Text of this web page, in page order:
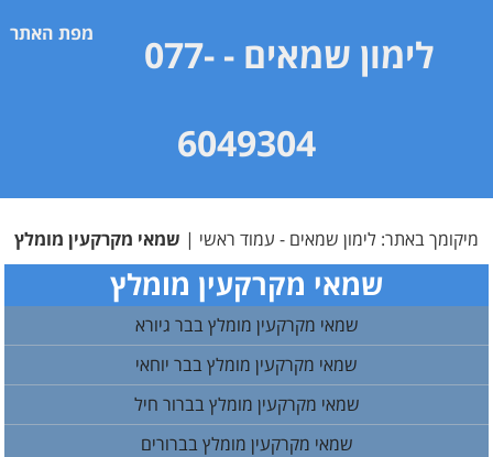
מפת האתר לימון שמאים
- 077-
6049304
מיקומך באתר: לימון שמאים - עמוד ראשי | שמאי מקרקעין מומלץ
שמאי מקרקעין מומלץ
שמאי מקרקעין מומלץ בבר גיורא
שמאי מקרקעין מומלץ בבר יוחאי
שמאי מקרקעין מומלץ בברור חיל
שמאי מקרקעין מומלץ בברורים